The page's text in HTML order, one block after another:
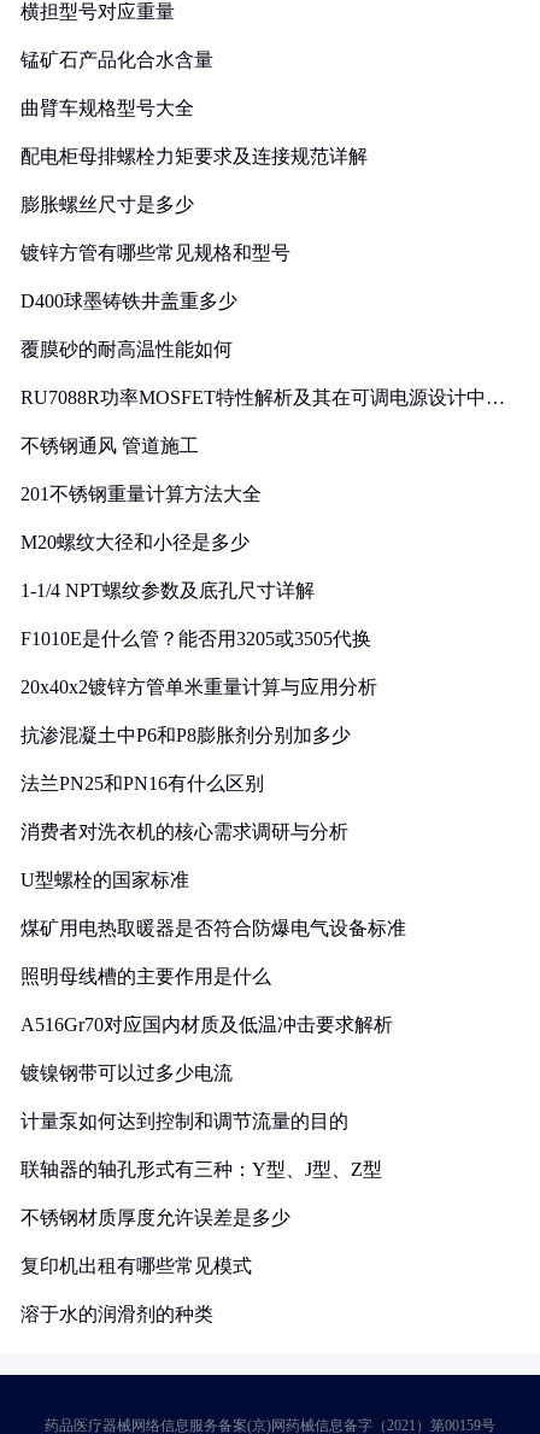
横担型号对应重量
锰矿石产品化合水含量
曲臂车规格型号大全
配电柜母排螺栓力矩要求及连接规范详解
膨胀螺丝尺寸是多少
镀锌方管有哪些常见规格和型号
D400球墨铸铁井盖重多少
覆膜砂的耐高温性能如何
RU7088R功率MOSFET特性解析及其在可调电源设计中的
不锈钢通风 管道施工
201不锈钢重量计算方法大全
M20螺纹大径和小径是多少
1-1/4 NPT螺纹参数及底孔尺寸详解
F1010E是什么管？能否用3205或3505代换
20x40x2镀锌方管单米重量计算与应用分析
抗渗混凝土中P6和P8膨胀剂分别加多少
法兰PN25和PN16有什么区别
消费者对洗衣机的核心需求调研与分析
U型螺栓的国家标准
煤矿用电热取暖器是否符合防爆电气设备标准
照明母线槽的主要作用是什么
A516Gr70对应国内材质及低温冲击要求解析
镀镍钢带可以过多少电流
计量泵如何达到控制和调节流量的目的
联轴器的轴孔形式有三种：Y型、J型、Z型
不锈钢材质厚度允许误差是多少
复印机出租有哪些常见模式
溶于水的润滑剂的种类
药品医疗器械网络信息服务备案(京)网药械信息备字（2021）第00159号